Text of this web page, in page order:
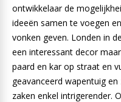
ontwikkelaar de
ideeën samen te voegen
vonken geven. Londen in
een interessant decor
paard en kar op straat en
geavanceerd wapentuig
zaken enkel intrigerender.